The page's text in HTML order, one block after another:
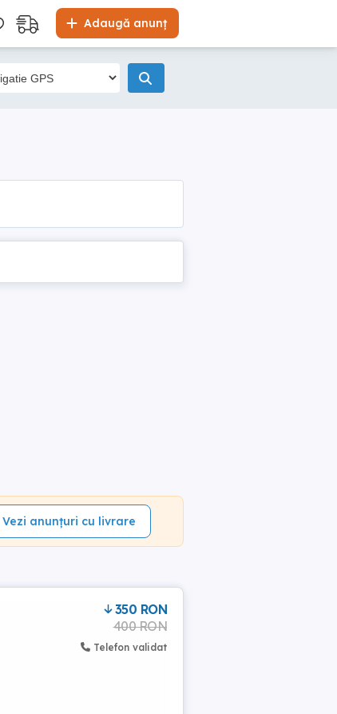
Adaugă anunț
Vezi anunțuri cu livrare
350 RON
400 RON
Telefon validat